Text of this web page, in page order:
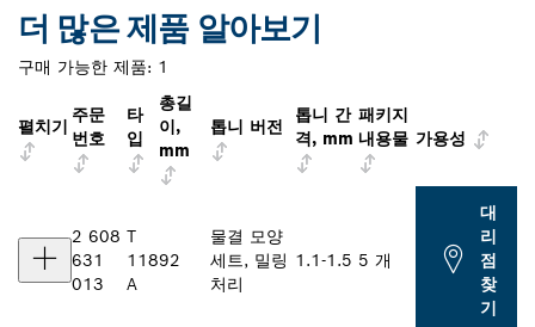
더 많은 제품 알아보기
구매 가능한 제품: 1
펼치기
주문
번호
타
입
총길
이,
mm
톱니 버전
톱니 간
격, mm
패키지
내용물 가용성
2 608
631
013
T
118
A
92
물결 모양
세트, 밀링
처리
1.1-1.5 5 개
대
리
점
찾
기